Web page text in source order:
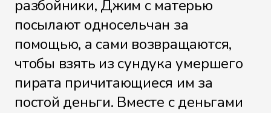
Файл 31
Файл 32
разбойники, Джим с матерью
посылают односельчан за
помощью, а сами возвращаются,
чтобы взять из сундука умершего
пирата причитающиеся им за
постой деньги. Вместе с деньгами